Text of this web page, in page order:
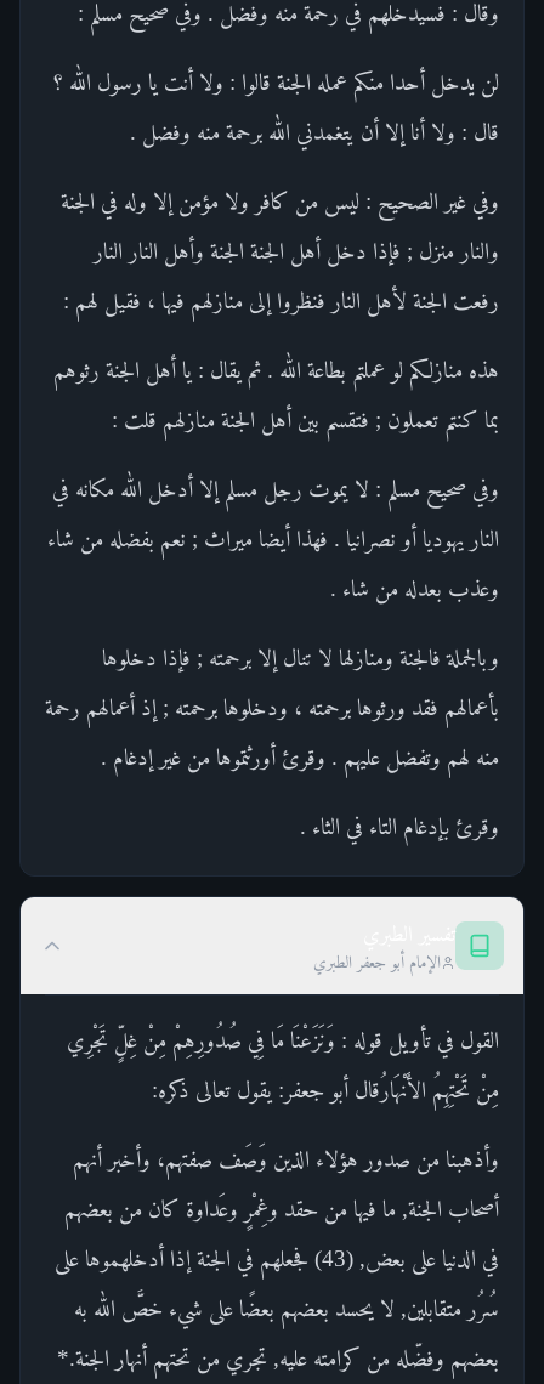
وقال : فسيدخلهم في رحمة منه وفضل . وفي صحيح مسلم :
لن يدخل أحدا منكم عمله الجنة قالوا : ولا أنت يا رسول الله ؟
قال : ولا أنا إلا أن يتغمدني الله برحمة منه وفضل .
وفي غير الصحيح : ليس من كافر ولا مؤمن إلا وله في الجنة
والنار منزل ; فإذا دخل أهل الجنة الجنة وأهل النار النار
رفعت الجنة لأهل النار فنظروا إلى منازلهم فيها ، فقيل لهم :
هذه منازلكم لو عملتم بطاعة الله . ثم يقال : يا أهل الجنة رثوهم
بما كنتم تعملون ; فتقسم بين أهل الجنة منازلهم قلت :
وفي صحيح مسلم : لا يموت رجل مسلم إلا أدخل الله مكانه في
النار يهوديا أو نصرانيا . فهذا أيضا ميراث ; نعم بفضله من شاء
وعذب بعدله من شاء .
وبالجملة فالجنة ومنازلها لا تنال إلا برحمته ; فإذا دخلوها
بأعمالهم فقد ورثوها برحمته ، ودخلوها برحمته ; إذ أعمالهم رحمة
منه لهم وتفضل عليهم . وقرئ أورثتموها من غير إدغام .
وقرئ بإدغام التاء في الثاء .
الإمام أبو جعفر الطبري
القول في تأويل قوله : وَنَزَعْنَا مَا فِي صُدُورِهِمْ مِنْ غِلٍّ تَجْرِي
مِنْ تَحْتِهِمُ الأَنْهَارُقال أبو جعفر: يقول تعالى ذكره:
وأذهبنا من صدور هؤلاء الذين وَصَف صفتهم، وأخبر أنهم
أصحاب الجنة, ما فيها من حقد وغِمْرٍ وعَداوة كان من بعضهم
في الدنيا على بعض, (43) فجعلهم في الجنة إذا أدخلهموها على
سُرُر متقابلين, لا يحسد بعضهم بعضًا على شيء خصَّ الله به
بعضهم وفضّله من كرامته عليه, تجري من تحتهم أنهار الجنة.*